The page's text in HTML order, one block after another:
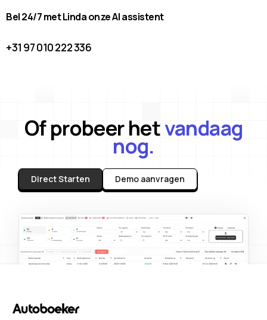
Bel 24/7 met Linda onze AI assistent
+31 97 010 222 336
Of probeer hetvandaag
nog.
Direct Starten Demo aanvragen